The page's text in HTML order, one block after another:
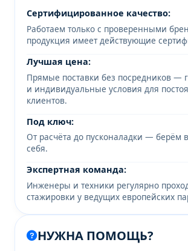
Сертифицированное качество:
Работаем только с проверенными
продукция имеет действующие
Лучшая цена:
Прямые поставки без посредников —
и индивидуальные условия для
клиентов.
Под ключ:
От расчёта до пусконаладки — берём
себя.
Экспертная команда:
Инженеры и техники регулярно
стажировки у ведущих европейских
НУЖНА ПОМОЩЬ?